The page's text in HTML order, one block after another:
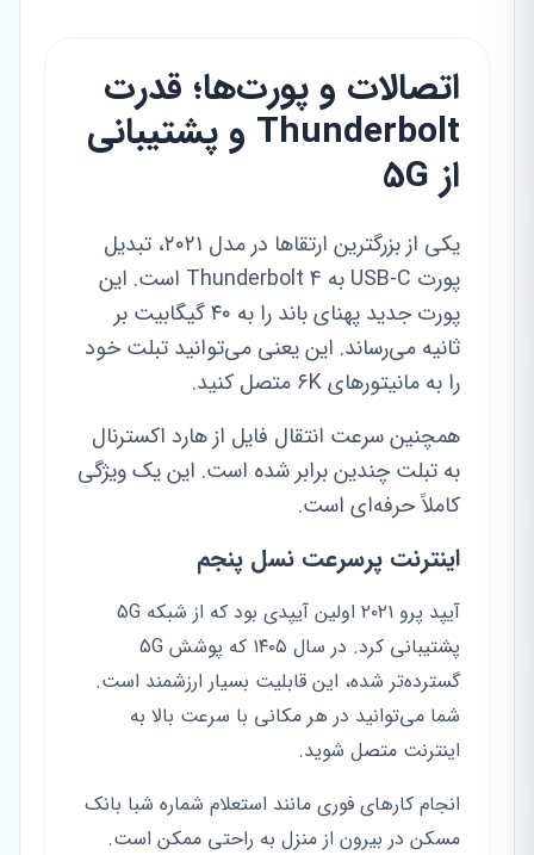
اتصالات و پورت‌ها؛ قدرت
Thunderbolt و پشتیبانی
از 5G
یکی از بزرگترین ارتقاها در مدل ۲۰۲۱، تبدیل
پورت USB-C به Thunderbolt 4 است. این
پورت جدید پهنای باند را به ۴۰ گیگابیت بر
ثانیه می‌رساند. این یعنی می‌توانید تبلت خود
را به مانیتورهای ۶K متصل کنید.
همچنین سرعت انتقال فایل از هارد اکسترنال
به تبلت چندین برابر شده است. این یک ویژگی
کاملاً حرفه‌ای است.
اینترنت پرسرعت نسل پنجم
آیپد پرو ۲۰۲۱ اولین آیپدی بود که از شبکه 5G
پشتیبانی کرد. در سال ۱۴۰۵ که پوشش 5G
گسترده‌تر شده، این قابلیت بسیار ارزشمند است.
شما می‌توانید در هر مکانی با سرعت بالا به
اینترنت متصل شوید.
انجام کارهای فوری مانند استعلام شماره شبا بانک
مسکن در بیرون از منزل به راحتی ممکن است.